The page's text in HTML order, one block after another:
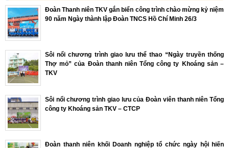
Đoàn Thanh niên TKV gắn biển công trình chào mừng kỷ niệm
90 năm Ngày thành lập Đoàn TNCS Hồ Chí Minh 26/3
Sôi nổi chương trình giao lưu thể thao “Ngày truyền thống
Thợ mỏ” của Đoàn thanh niên Tổng công ty Khoáng sản –
TKV
Sôi nổi chương trình giao lưu của Đoàn viên thanh niên Tổng
công ty Khoáng sản TKV – CTCP
Đoàn thanh niên khối Doanh nghiệp tổ chức ngày hội hiến